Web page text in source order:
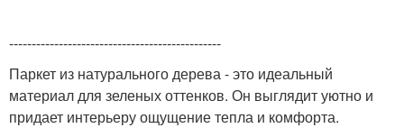
-----------------------------------------------
Паркет из натурального дерева - это идеальный
материал для зеленых оттенков. Он выглядит уютно и
придает интерьеру ощущение тепла и комфорта.